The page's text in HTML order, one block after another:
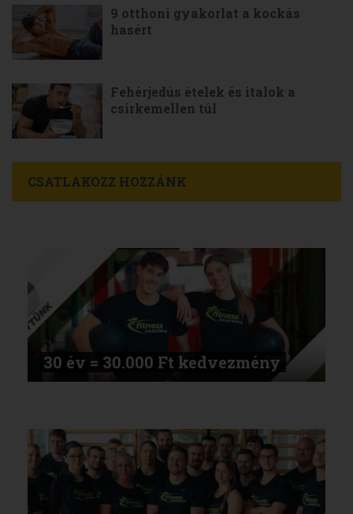
9 otthoni gyakorlat a kockás
hasért
Fehérjedús ételek és italok a
csirkemellen túl
CSATLAKOZZ HOZZÁNK
30 év = 30.000 Ft kedvezmény